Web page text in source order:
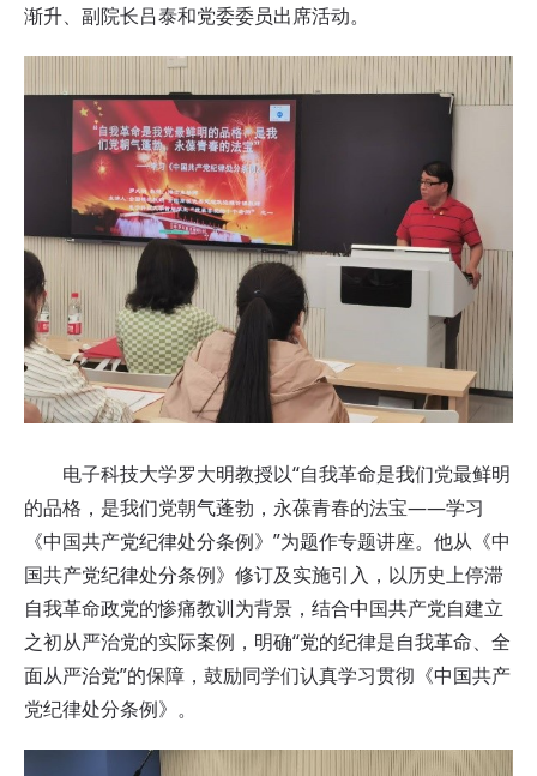
渐升、副院长吕泰和党委委员出席活动。
电子科技大学罗大明教授以“自我革命是我们党最鲜明
的品格，是我们党朝气蓬勃，永葆青春的法宝——学习
《中国共产党纪律处分条例》”为题作专题讲座。他从《中
国共产党纪律处分条例》修订及实施引入，以历史上停滞
自我革命政党的惨痛教训为背景，结合中国共产党自建立
之初从严治党的实际案例，明确“党的纪律是自我革命、全
面从严治党”的保障，鼓励同学们认真学习贯彻《中国共产
党纪律处分条例》。